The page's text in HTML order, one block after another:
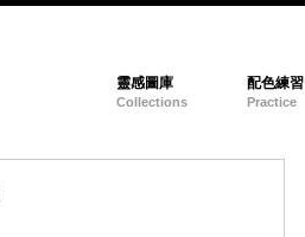
靈感圖庫
Collections
配色練習
Practice